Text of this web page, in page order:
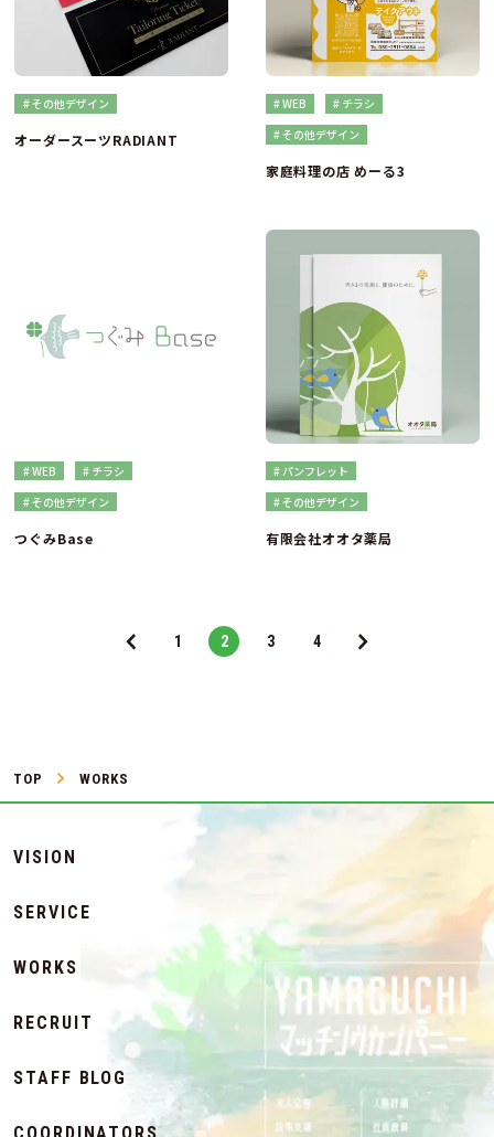
# その他デザイン
オーダースーツRADIANT
# WEB
# チラシ
# その他デザイン
家庭料理の店 めーる3
# WEB
# チラシ
# その他デザイン
つぐみBase
# パンフレット
# その他デザイン
有限会社オオタ薬局
1 2 3 4
TOP WORKS
VISION
SERVICE
WORKS
RECRUIT
STAFF BLOG